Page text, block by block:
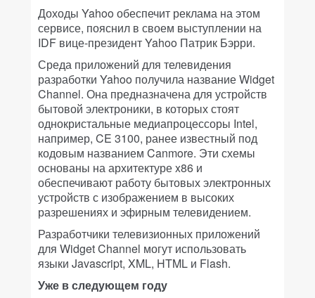
Доходы Yahoo обеспечит реклама на этом
сервисе, пояснил в своем выступлении на
IDF вице-президент Yahoo Патрик Бэрри.
Среда приложений для телевидения
разработки Yahoo получила название Widget
Channel. Она предназначена для устройств
бытовой электроники, в которых стоят
однокристальные медиапроцессоры Intel,
например, CE 3100, ранее известный под
кодовым названием Canmore. Эти схемы
основаны на архитектуре x86 и
обеспечивают работу бытовых электронных
устройств с изображением в высоких
разрешениях и эфирным телевидением.
Разработчики телевизионных приложений
для Widget Channel могут использовать
языки Javascript, XML, HTML и Flash.
Уже в следующем году